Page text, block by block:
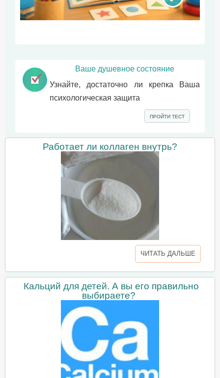
Ваше душевное состояние
Узнайте, достаточно ли крепка Ваша
психологическая защита
ПРОЙТИ ТЕСТ
Работает ли коллаген внутрь?
ЧИТАТЬ ДАЛЬШЕ
Кальций для детей. А вы его правильно
выбираете?